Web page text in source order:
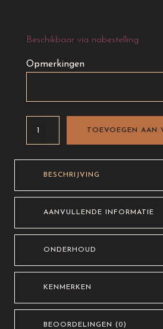
Beschikbaar via nabestelling
Opmerkingen
Lederen
tas
aantal
TOEVOEGEN AAN
BESCHRIJVING
AANVULLENDE INFORMATIE
ONDERHOUD
KENMERKEN
BEOORDELINGEN (0)